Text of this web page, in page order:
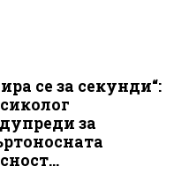
се за секунди“:
за